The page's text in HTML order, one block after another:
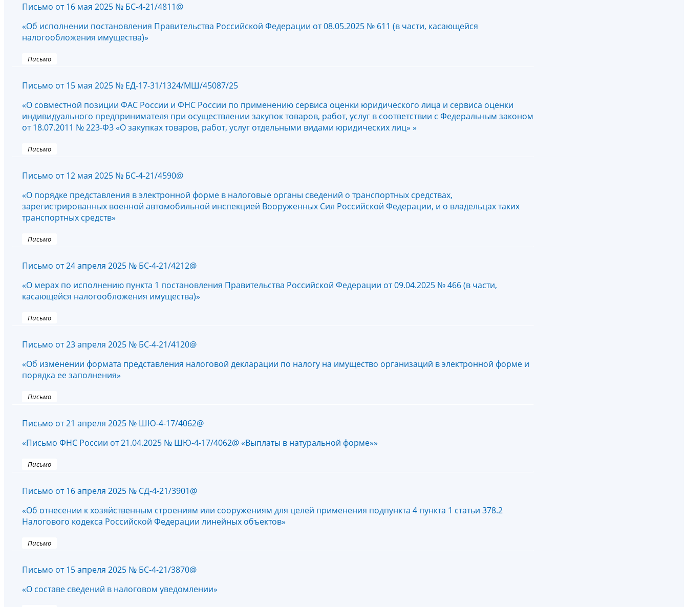
Письмо от 16 мая 2025 № БС-4-21/4811@
«Об исполнении постановления Правительства Российской Федерации от 08.05.2025 № 611 (в части, касающейся
налогообложения имущества)»
Письмо
Письмо от 15 мая 2025 № ЕД-17-31/1324/МШ/45087/25
«О совместной позиции ФАС России и ФНС России по применению сервиса оценки юридического лица и сервиса оценки
индивидуального предпринимателя при осуществлении закупок товаров, работ, услуг в соответствии с Федеральным законом
от 18.07.2011 № 223-ФЗ «О закупках товаров, работ, услуг отдельными видами юридических лиц» »
Письмо
Письмо от 12 мая 2025 № БС-4-21/4590@
«О порядке представления в электронной форме в налоговые органы сведений о транспортных средствах,
зарегистрированных военной автомобильной инспекцией Вооруженных Сил Российской Федерации, и о владельцах таких
транспортных средств»
Письмо
Письмо от 24 апреля 2025 № БС-4-21/4212@
«О мерах по исполнению пункта 1 постановления Правительства Российской Федерации от 09.04.2025 № 466 (в части,
касающейся налогообложения имущества)»
Письмо
Письмо от 23 апреля 2025 № БС-4-21/4120@
«Об изменении формата представления налоговой декларации по налогу на имущество организаций в электронной форме и
порядка ее заполнения»
Письмо
Письмо от 21 апреля 2025 № ШЮ-4-17/4062@
«Письмо ФНС России от 21.04.2025 № ШЮ-4-17/4062@ «Выплаты в натуральной форме»»
Письмо
Письмо от 16 апреля 2025 № СД-4-21/3901@
«Об отнесении к хозяйственным строениям или сооружениям для целей применения подпункта 4 пункта 1 статьи 378.2
Налогового кодекса Российской Федерации линейных объектов»
Письмо
Письмо от 15 апреля 2025 № БС-4-21/3870@
«О составе сведений в налоговом уведомлении»